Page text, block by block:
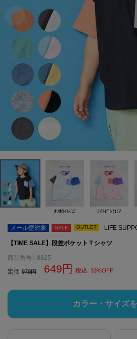
ｵﾌﾎﾜｲﾄCZ ﾗｲﾄﾋﾟﾝｸCZ
メール便対象 SALE OUTLET LIFE
【TIME SALE】段差ポケットＴシャツ
商品番号 l-8825
定価 979 649 税込 33%OFF
カラー・サイズ